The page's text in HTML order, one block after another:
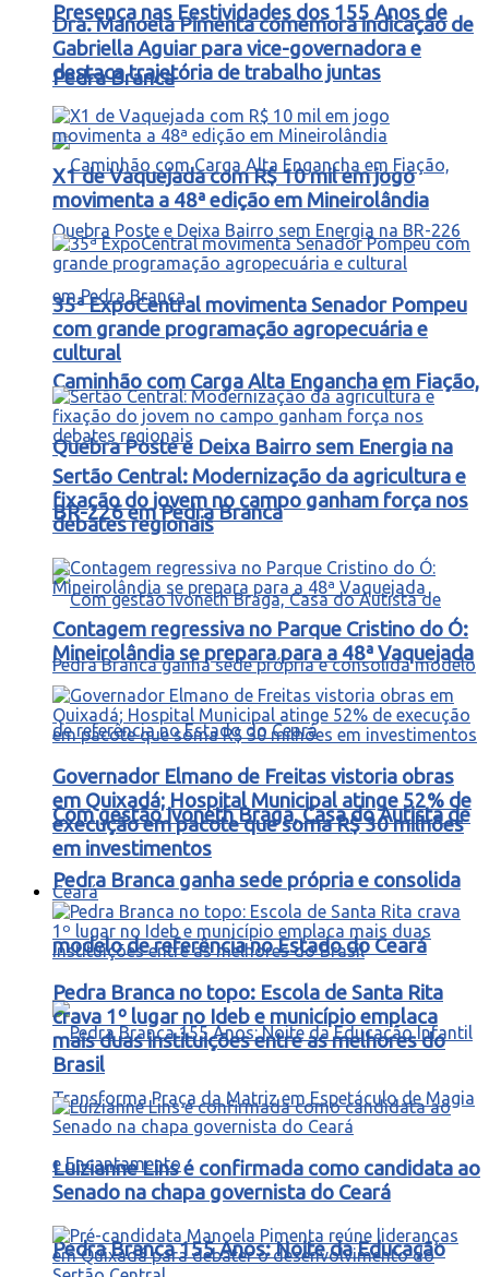
Presença nas Festividades dos 155 Anos de
Pedra Branca
Caminhão com Carga Alta Engancha em Fiação,
Quebra Poste e Deixa Bairro sem Energia na
BR-226 em Pedra Branca
Com gestão Ivoneth Braga, Casa do Autista de
Pedra Branca ganha sede própria e consolida
modelo de referência no Estado do Ceará
Pedra Branca 155 Anos: Noite da Educação
Dra. Manoela Pimenta comemora indicação de
Gabriella Aguiar para vice-governadora e
destaca trajetória de trabalho juntas
X1 de Vaquejada com R$ 10 mil em jogo
movimenta a 48ª edição em Mineirolândia
35ª ExpoCentral movimenta Senador Pompeu
com grande programação agropecuária e
cultural
Sertão Central: Modernização da agricultura e
fixação do jovem no campo ganham força nos
debates regionais
Contagem regressiva no Parque Cristino do Ó:
Mineirolândia se prepara para a 48ª Vaquejada
Governador Elmano de Freitas vistoria obras
em Quixadá; Hospital Municipal atinge 52% de
execução em pacote que soma R$ 30 milhões
em investimentos
Ceará
Pedra Branca no topo: Escola de Santa Rita
crava 1º lugar no Ideb e município emplaca
mais duas instituições entre as melhores do
Brasil
Luizianne Lins é confirmada como candidata ao
Senado na chapa governista do Ceará